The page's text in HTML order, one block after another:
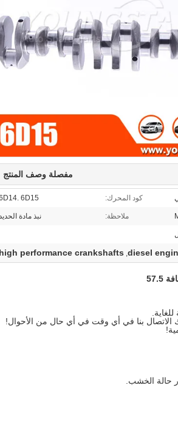
مفصلة وصف المنتج
كود المحرك: 6D15
ملاحظة: نبذ مادة
diesel
,
high performance crankshafts